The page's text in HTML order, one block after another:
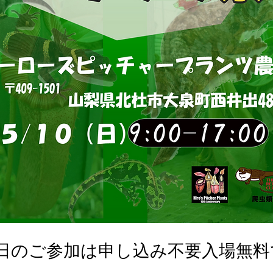
のご参加は申し込み不要入場無